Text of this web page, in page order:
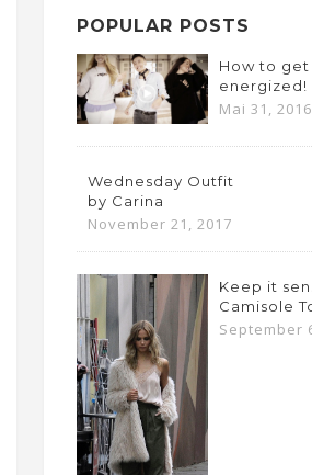
POPULAR POSTS
How to get
energized!
Mai 31, 2016
Wednesday Outfit
by Carina
November 21, 2017
Keep it
Camisole
September